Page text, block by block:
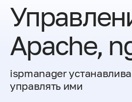
Apache,
ispmanager
управлять ими